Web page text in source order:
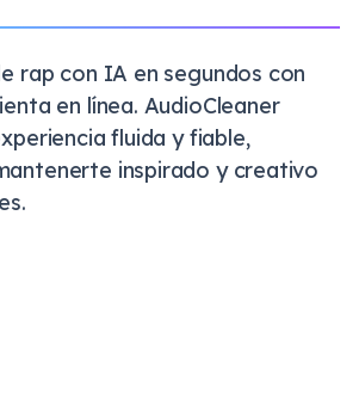
rap con IA en segundos con
en línea. AudioCleaner
fluida y fiable,
inspirado y creativo